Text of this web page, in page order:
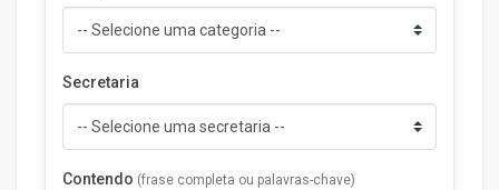
Secretaria
Contendo (frase completa ou palavras-chave)